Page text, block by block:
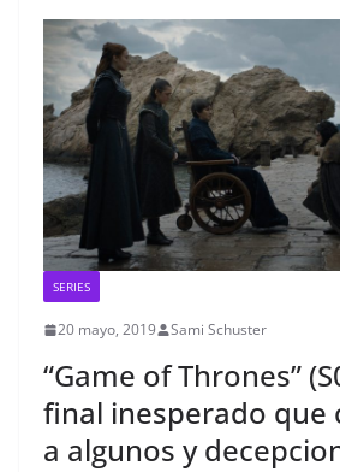
SERIES
20 mayo, 2019 Sami Schuster
“Game of Thrones”
final inesperado que
a algunos y